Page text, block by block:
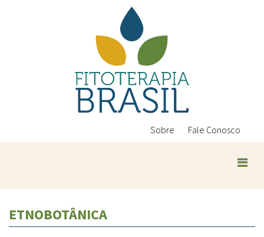
Sobre Fale Conosco
ETNOBOTÂNICA